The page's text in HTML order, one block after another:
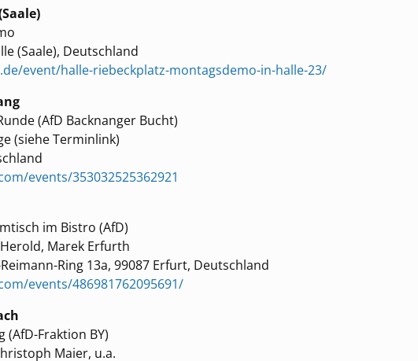
(Saale), Deutschland
event/halle-riebeckplatz-montagsdemo-in-halle-23/
(AfD Backnanger Bucht)
(siehe Terminlink)
events/353032525362921
im Bistro (AfD)
Marek Erfurth
Ring 13a, 99087 Erfurt, Deutschland
events/486981762095691/
(AfD-Fraktion BY)
Maier, u.a.